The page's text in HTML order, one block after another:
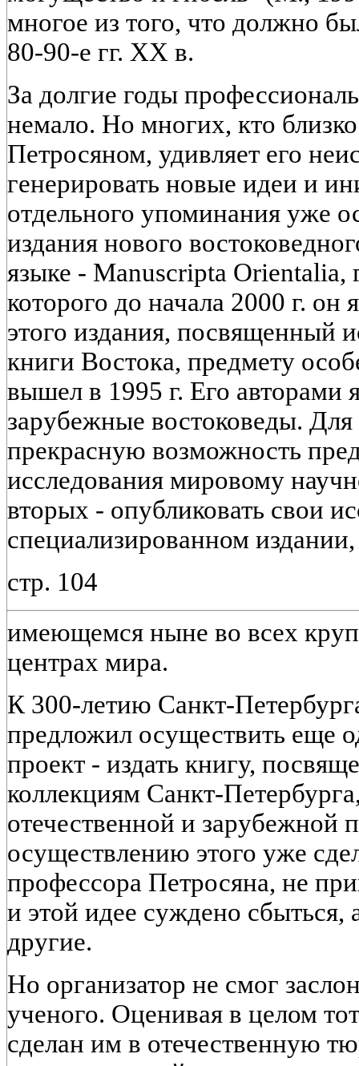
многое из того, что должно
80-90-е гг. XX в.
За долгие годы
немало. Но многих, кто
Петросяном, удивляет его
генерировать новые идеи и
отдельного упоминания уже
издания нового
языке - Manuscripta Orientalia,
которого до начала 2000 г.
этого издания, посвященный
книги Востока, предмету
вышел в 1995 г. Его авторами
зарубежные востоковеды.
прекрасную возможность
исследования мировому
вторых - опубликовать свои
специализированном издании,
стр. 104
имеющемся ныне во всех
центрах мира.
К 300-летию Санкт-
предложил осуществить еще
проект - издать книгу,
коллекциям Санкт-
отечественной и зарубежной
осуществлению этого уже
профессора Петросяна, не
и этой идее суждено сбыться,
другие.
Но организатор не смог
ученого. Оценивая в целом
сделан им в отечественную